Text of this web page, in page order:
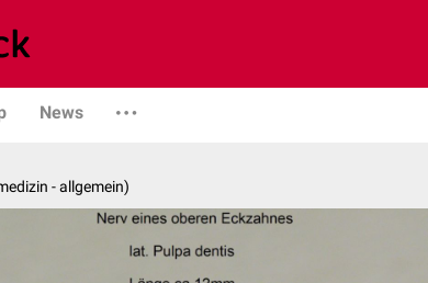
News
- allgemein)